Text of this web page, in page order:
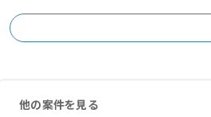
他の案件を見る